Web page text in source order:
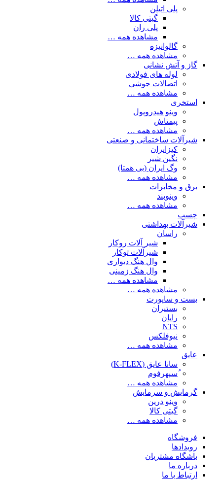
پلی اتیلن
گیتی کالا
پلی ران
مشاهده همه …
گالوانیزه
مشاهده همه …
گاز و آتش نشانی
لوله های فولادی
اتصالات جوشی
مشاهده همه …
استخری
وینو هیدروپول
پیمتاش
مشاهده همه …
شیرآلات ساختمانی و صنعتی
کیزایران
نگین شیر
وگ ایران (بی همتا)
مشاهده همه …
برق و مخابرات
وینوبند
مشاهده همه …
چسب
شیرآلات بهداشتی
راسان
شیر آلات روکار
شیرآلات توکار
وال هنگ دیواری
وال هنگ زمینی
مشاهده همه …
مشاهده همه …
بست و ساپورت
بستیران
رایان
NTS
نیوفلکس
مشاهده همه …
عایق
سانا عایق (K-FLEX)
ُسپهرفوم
مشاهده همه …
گرمایش و سرمایش
وینو درین
گیتی کالا
مشاهده همه …
فروشگاه
رویدادها
باشگاه مشتریان
درباره ما
ارتباط با ما